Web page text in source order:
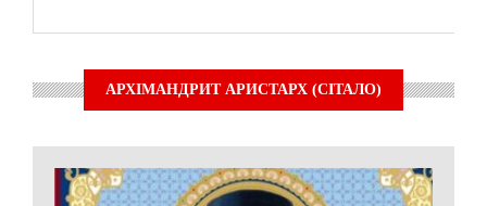
АРХІМАНДРИТ АРИСТАРХ (СІТАЛО)